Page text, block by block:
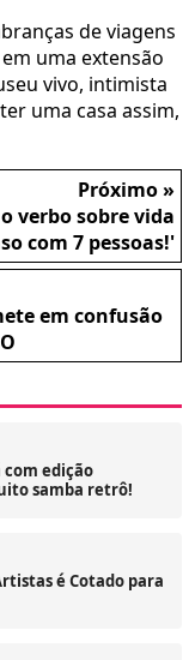
de viagens
uma extensão
vivo, intimista
uma casa assim,
Próximo »
verbo sobre vida
com 7 pessoas!'
em confusão
com edição
samba retrô!
é Cotado para